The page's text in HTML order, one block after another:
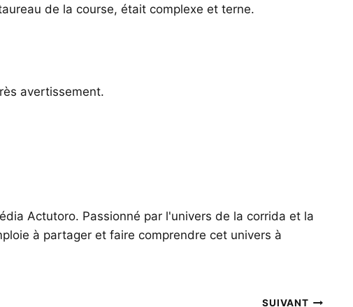
de la course, était complexe et terne.
avertissement.
Actutoro. Passionné par l'univers de la corrida et la
à partager et faire comprendre cet univers à
SUIVANT